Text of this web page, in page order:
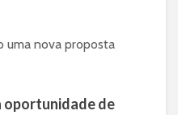
uma nova proposta
oportunidade de